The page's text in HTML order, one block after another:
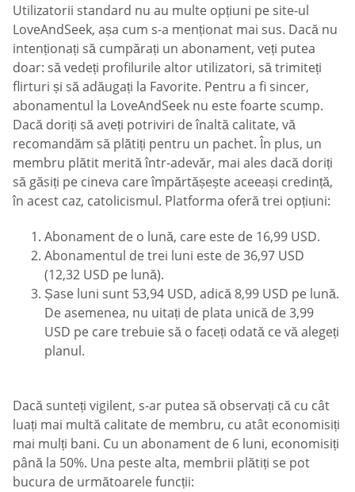
Utilizatorii standard nu au multe opțiuni pe site-ul
LoveAndSeek, așa cum s-a menționat mai sus. Dacă nu
intenționați să cumpărați un abonament, veți putea
doar: să vedeți profilurile altor utilizatori, să trimiteți
flirturi și să adăugați la Favorite. Pentru a fi sincer,
abonamentul la LoveAndSeek nu este foarte scump.
Dacă doriți să aveți potriviri de înaltă calitate, vă
recomandăm să plătiți pentru un pachet. În plus, un
membru plătit merită într-adevăr, mai ales dacă doriți
să găsiți pe cineva care împărtășește aceeași credință,
în acest caz, catolicismul. Platforma oferă trei opțiuni:
Abonament de o lună, care este de 16,99 USD.
Abonamentul de trei luni este de 36,97 USD
(12,32 USD pe lună).
Șase luni sunt 53,94 USD, adică 8,99 USD pe lună.
De asemenea, nu uitați de plata unică de 3,99
USD pe care trebuie să o faceți odată ce vă alegeți
planul.
Dacă sunteți vigilent, s-ar putea să observați că cu cât
luați mai multă calitate de membru, cu atât economisiți
mai mulți bani. Cu un abonament de 6 luni, economisiți
până la 50%. Una peste alta, membrii plătiți se pot
bucura de următoarele funcții: